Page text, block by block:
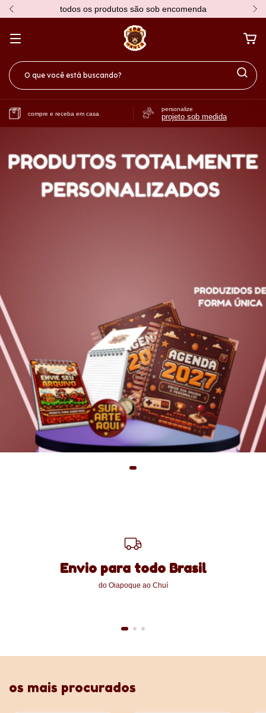
todos os produtos são sob encomenda
compre e receba em casa
personalize
projeto sob medida
Envio para todo Brasil
do Oiapoque ao Chuí
os mais procurados